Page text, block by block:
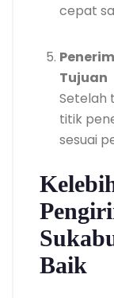
cepat
Tujuan
Setelah
titik
sesuai
Baik